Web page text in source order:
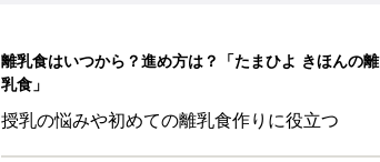
離乳食はいつから？進め方は？「たまひよ きほんの離
乳食」
授乳の悩みや初めての離乳食作りに役立つ